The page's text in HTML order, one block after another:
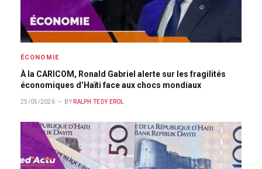
ÉCONOMIE
À la CARICOM, Ronald Gabriel alerte sur les fragilités
économiques d’Haïti face aux chocs mondiaux
25/05/2026 BY RALPH TEDY EROL